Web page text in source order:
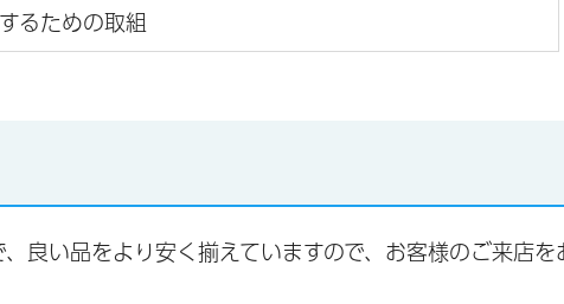
るための取組
良い品をより安く揃えていますので、お客様のご来店を